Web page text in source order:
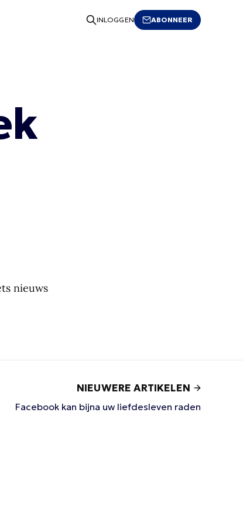
INLOGGEN ABONNEER
nieuws
NIEUWERE ARTIKELEN
Facebook kan bijna uw liefdesleven raden